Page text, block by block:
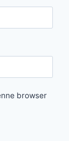
browser